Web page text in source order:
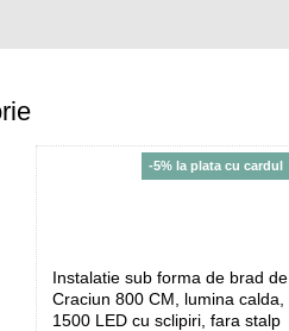
-5% la plata cu cardul
Instalatie sub forma de brad de
Craciun 800 CM, lumina calda,
1500 LED cu sclipiri, fara stalp